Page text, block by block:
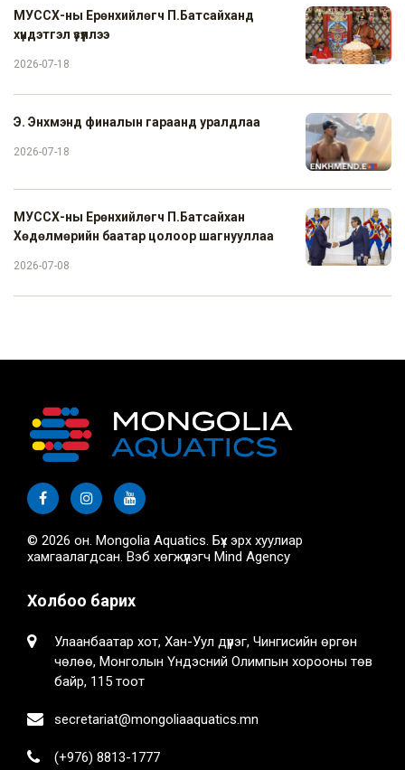
МУССХ-ны Ерөнхийлөгч П.Батсайханд
хүндэтгэл үзүүллээ
2026-07-18
Э. Энхмэнд финалын гараанд уралдлаа
2026-07-18
МУССХ-ны Ерөнхийлөгч П.Батсайхан
Хөдөлмөрийн баатар цолоор шагнууллаа
2026-07-08
© 2026 он. Mongolia Aquatics. Бүх эрх хуулиар
хамгаалагдсан. Вэб хөгжүүлэгч Mind Agency
Холбоо барих
Улаанбаатар хот, Хан-Уул дүүрэг, Чингисийн өргөн
чөлөө, Монголын Үндэсний Олимпын хорооны төв
байр, 115 тоот
secretariat@mongoliaaquatics.mn
(+976) 8813-1777